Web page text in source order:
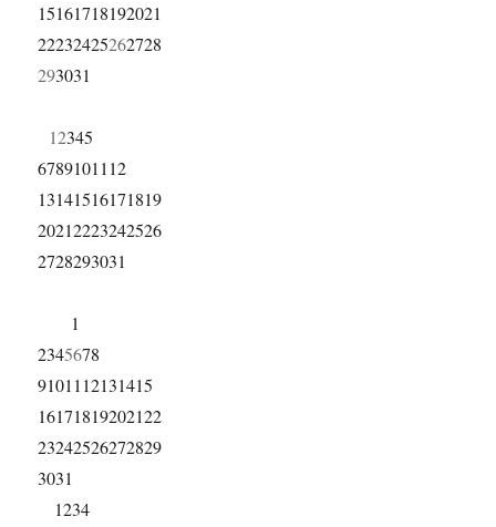
15161718192021
22232425262728
293031
12345
6789101112
13141516171819
20212223242526
2728293031
1
2345678
9101112131415
16171819202122
23242526272829
3031
1234